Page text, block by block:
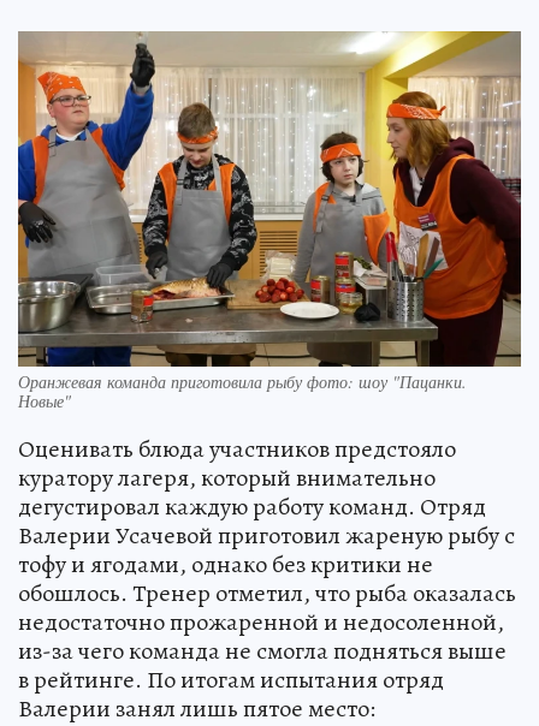
Оранжевая команда приготовила рыбу фото: шоу "Пацанки.
Новые"
Оценивать блюда участников предстояло
куратору лагеря, который внимательно
дегустировал каждую работу команд. Отряд
Валерии Усачевой приготовил жареную рыбу с
тофу и ягодами, однако без критики не
обошлось. Тренер отметил, что рыба оказалась
недостаточно прожаренной и недосоленной,
из-за чего команда не смогла подняться выше
в рейтинге. По итогам испытания отряд
Валерии занял лишь пятое место: